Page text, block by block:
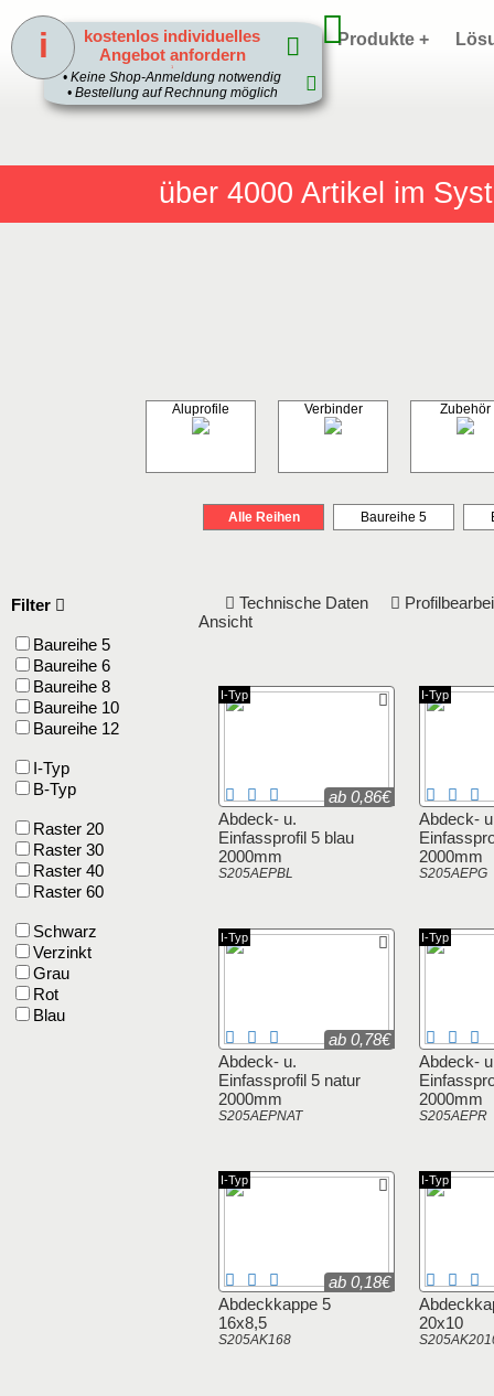
über 4000 Artikel im
Home Produkte +
Aluprofile Verbinder Zubehör
Alle Reihen Baureihe 5
Technische Daten
Ansicht
Abdeck- u.
Einfassprofil 5 blau
2000mm
S205AEPBL
ab 0,86€
I-Typ
Abdeck-
2000mm
S205AEPG
I-Typ
Abdeck- u.
Einfassprofil 5 natur
2000mm
S205AEPNAT
ab 0,78€
I-Typ
Abdeck-
2000mm
S205AEPR
I-Typ
Abdeckkappe 5
16x8,5
S205AK168
ab 0,18€
I-Typ
20x10
I-Typ
Filter
Baureihe 5
Baureihe 6
Baureihe 8
Baureihe 10
Baureihe 12
I-Typ
B-Typ
Raster 20
Raster 30
Raster 40
Raster 60
Schwarz
Verzinkt
Grau
Rot
Blau
kostenlos individuelles
Angebot anfordern
1
• Keine Shop-Anmeldung notwendig
• Bestellung auf Rechnung möglich
i